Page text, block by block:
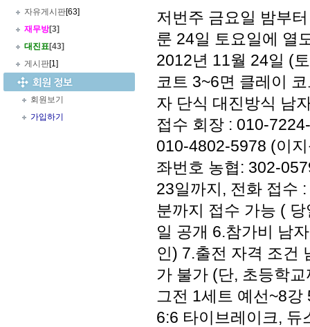
자유게시판[63]
재무방[3]
대진표[43]
게시판[1]
회원보기
가입하기
저번주 금요일 밤부
룬 24일 토요일에 열
2012년 11월 24일 (
코트 3~6면 클레이
자 단식 대진방식 남
접수 회장 : 010-
010-4802-5978 (이
좌번호 농협: 302-
23일까지, 전화 접수
분까지 접수 가능 (
일 공개 6.참가비 남
인) 7.출전 자격 조건
가 불가 (단, 초등학
그전 1세트 예선~8
6:6 타이브레이크, 듀